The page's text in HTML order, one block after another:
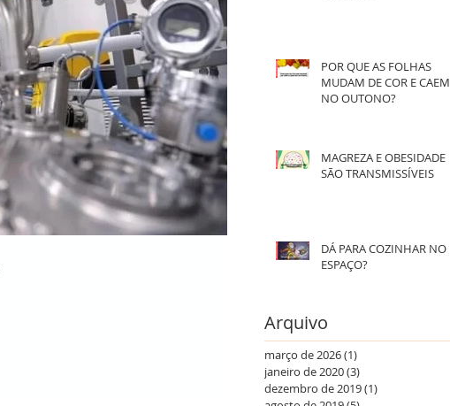
POR QUE AS FOLHAS
MUDAM DE COR E CAEM
NO OUTONO?
MAGREZA E OBESIDADE
SÃO TRANSMISSÍVEIS
DÁ PARA COZINHAR NO
ESPAÇO?
Arquivo
março de 2026(1)
janeiro de 2020(3)
dezembro de 2019(1)